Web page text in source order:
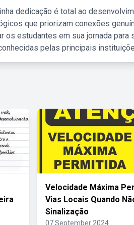
dedicação é total ao
que priorizam conexões
os estudantes em sua jornada
pelas principais
Velocidade Máxima
Vias Locais Quando
Sinalização
07 September 2024